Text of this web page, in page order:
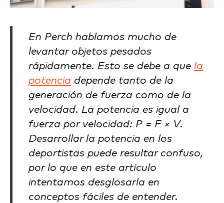
En Perch hablamos mucho de
levantar objetos pesados
rápidamente. Esto se debe a que la
potencia depende tanto de la
generación de fuerza como de la
velocidad. La potencia es igual a
fuerza por velocidad: P = F × V.
Desarrollar la potencia en los
deportistas puede resultar confuso,
por lo que en este artículo
intentamos desglosarla en
conceptos fáciles de entender.